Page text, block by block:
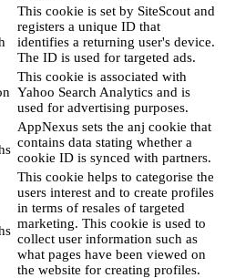
This cookie is set by SiteScout and
registers a unique ID that
identifies a returning user's device.
The ID is used for targeted ads.
This cookie is associated with
Yahoo Search Analytics and is
used for advertising purposes.
AppNexus sets the anj cookie that
contains data stating whether a
cookie ID is synced with partners.
This cookie helps to categorise the
users interest and to create profiles
in terms of resales of targeted
marketing. This cookie is used to
collect user information such as
what pages have been viewed on
the website for creating profiles.